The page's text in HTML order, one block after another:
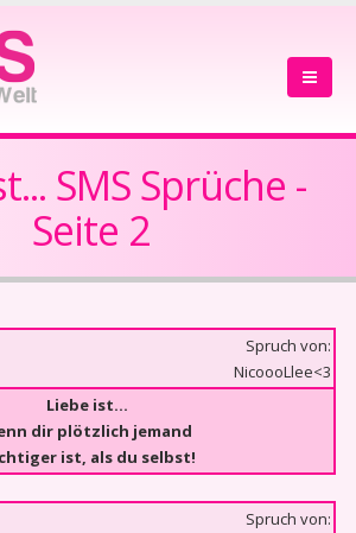
SMS Sprüche -
Seite 2
Spruch von:
NicoooLlee<3
Liebe ist...
dir plötzlich jemand
ist, als du selbst!
Spruch von: